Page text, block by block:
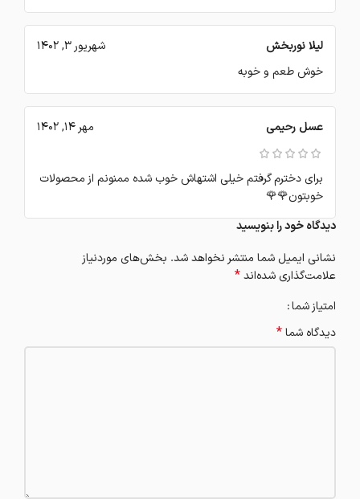
لیلا نوربخش
شهریور 3, 1402
خوش طعم و خوبه
عسل رحیمی مهر 14, 1402
برای دخترم گرفتم خیلی اشتهاش خوب شده ممنونم از محصولات
خوبتون🌹🌹
دیدگاه خود را بنویسید
نشانی ایمیل شما منتشر نخواهد شد. بخش‌های موردنیاز
علامت‌گذاری شده‌اند*
امتیاز شما
دیدگاه شما*